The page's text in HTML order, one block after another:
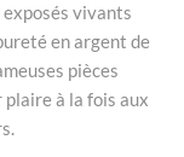
vivants
en argent de
pièces
à la fois aux